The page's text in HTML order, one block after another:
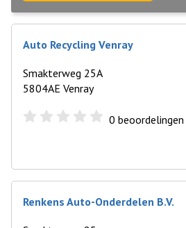
Auto Recycling Venray
Smakterweg 25A
5804AE Venray
0 beoordelingen
Renkens Auto-Onderdelen B.V.